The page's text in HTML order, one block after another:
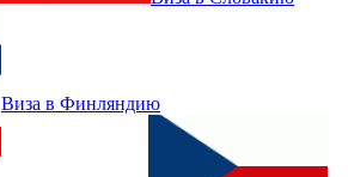
Виза в Финляндию